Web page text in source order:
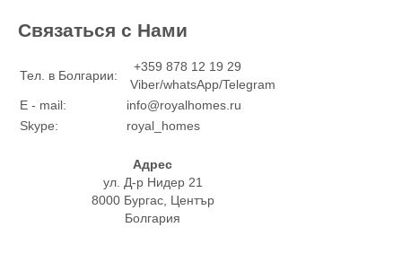
Связаться с Нами
Тел. в Болгарии:
+359 878 12 19 29
Viber/whatsApp/Telegram
E - mail:
info@royalhomes.ru
Skype:
royal_homes
Адрес
ул. Д-р Нидер 21
8000 Бургас, Център
Болгария